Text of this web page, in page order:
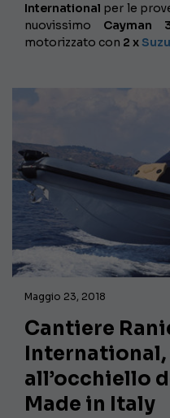
International per le
nuovissimo Cayman
motorizzato con 2 x
Maggio 23, 2018
Cantiere
all’occhiello
Made in Italy